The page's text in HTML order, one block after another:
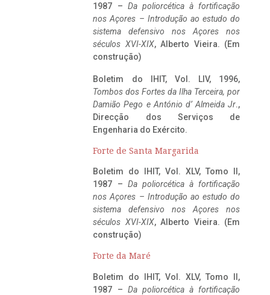
1987 – Da poliorcética à fortificação
nos Açores – Introdução ao estudo do
sistema defensivo nos Açores nos
séculos XVI-XIX, Alberto Vieira. (Em
construção)
Boletim do IHIT, Vol. LIV, 1996,
Tombos dos Fortes da Ilha Terceira, por
Damião Pego e António d’ Almeida Jr.,
Direcção dos Serviços de
Engenharia do Exército.
Forte de Santa Margarida
Boletim do IHIT, Vol. XLV, Tomo II,
1987 – Da poliorcética à fortificação
nos Açores – Introdução ao estudo do
sistema defensivo nos Açores nos
séculos XVI-XIX, Alberto Vieira. (Em
construção)
Forte da Maré
Boletim do IHIT, Vol. XLV, Tomo II,
1987 – Da poliorcética à fortificação